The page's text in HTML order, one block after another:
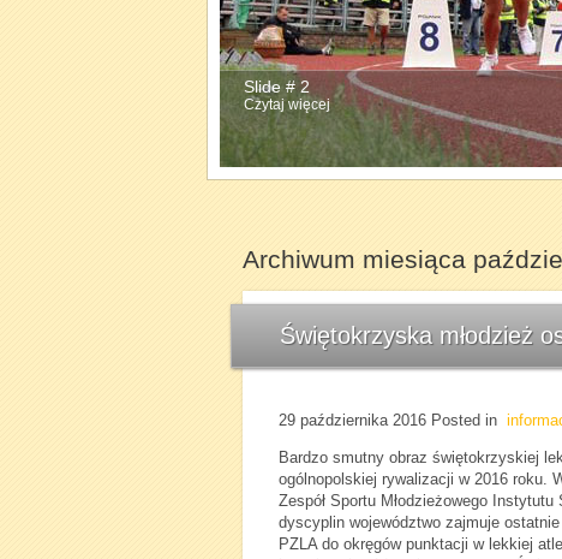
Slide # 2
Czytaj więcej
Slide # 3
Czytaj więcej
Archiwum miesiąca
Świętokrzyska młodzież
29 października 2016 Posted in
Bardzo smutny obraz świętokrzyskiej
ogólnopolskiej rywalizacji w 2016 roku.
Zespół Sportu Młodzieżowego
dyscyplin województwo zajmuje
PZLA do okręgów punktacji w lekkiej